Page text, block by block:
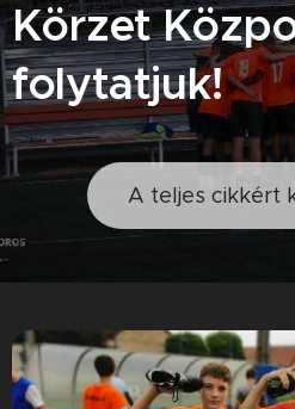
Körzet
folytatjuk!
A teljes cikkért